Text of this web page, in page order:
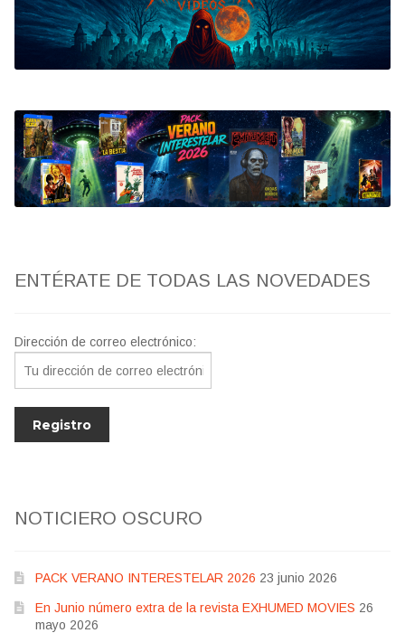
Bluray
Clasificada S
artwork
fantaterror
Jesús Franco
ENTÉRATE DE TODAS LAS NOVEDADES
Dirección de correo electrónico:
NOTICIERO OSCURO
PACK VERANO INTERESTELAR 2026 23 junio 2026
En Junio número extra de la revista EXHUMED MOVIES 26
mayo 2026